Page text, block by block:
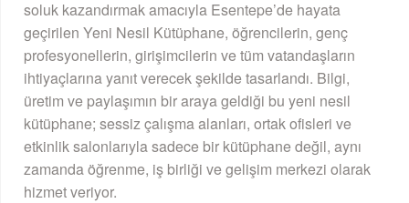
soluk kazandırmak amacıyla Esentepe’de hayata
geçirilen Yeni Nesil Kütüphane, öğrencilerin, genç
profesyonellerin, girişimcilerin ve tüm vatandaşların
ihtiyaçlarına yanıt verecek şekilde tasarlandı. Bilgi,
üretim ve paylaşımın bir araya geldiği bu yeni nesil
kütüphane; sessiz çalışma alanları, ortak ofisleri ve
etkinlik salonlarıyla sadece bir kütüphane değil, aynı
zamanda öğrenme, iş birliği ve gelişim merkezi olarak
hizmet veriyor.